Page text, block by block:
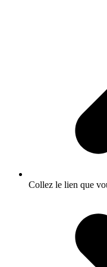
Collez le lien que